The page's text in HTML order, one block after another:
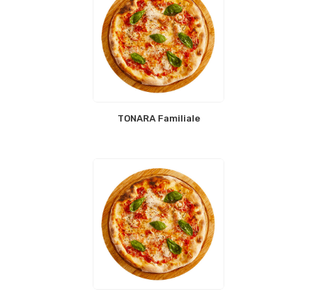
TONARA Familiale